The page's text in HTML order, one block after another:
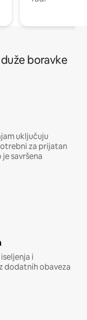
boravke
uključuju
za prijatan
savršena
i
dodatnih obaveza